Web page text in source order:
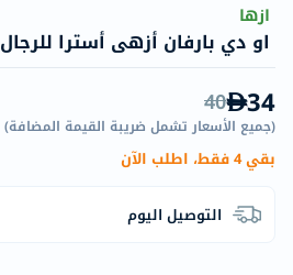
ازها
او دي بارفان أزهى أسترا للرجال 100 مل
34
40
(جميع الأسعار تشمل ضريبة القيمة المضافة)
بقي 4 فقط، اطلب الآن
التوصيل اليوم